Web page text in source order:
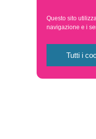
Questo sito
navigazione e i
Tutti i